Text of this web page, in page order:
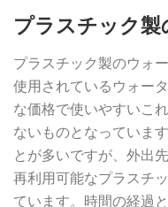
プラスチック
プラスチック製のウォ
使用されているウォー
な価格で使いやすいこ
ないものとなっていま
とが多いですが、外出
再利用可能なプラスチ
ています。時間の経過